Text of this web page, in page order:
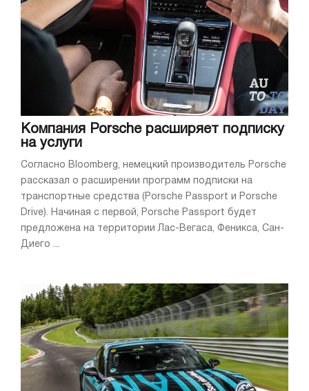
Компания Porsche расширяет подписку
на услуги
Согласно Bloomberg, немецкий производитель Porsche
рассказал о расширении программ подписки на
транспортные средства (Porsche Passport и Porsche
Drive). Начиная с первой, Porsche Passport будет
предложена на территории Лас-Вегаса, Феникса, Сан-
Диего ...